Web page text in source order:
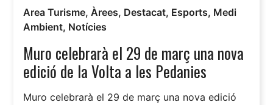
Area Turisme,Àrees, Destacat, Esports, Medi
Ambient, Notícies
Muro celebrarà el 29 de març una nova
edició de la Volta a les Pedanies
Muro celebrarà el 29 de març una nova edició